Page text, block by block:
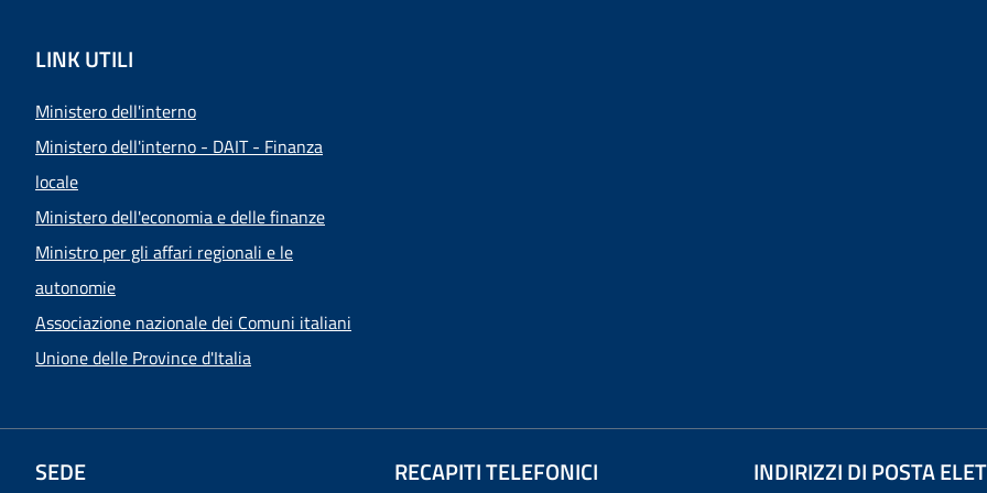
LINK UTILI
Ministero dell'interno
Ministero dell'interno - DAIT - Finanza
locale
Ministero dell'economia e delle finanze
Ministro per gli affari regionali e le
autonomie
Associazione nazionale dei Comuni italiani
Unione delle Province d'Italia
SEDE RECAPITI TELEFONICI INDIRIZZI DI POSTA